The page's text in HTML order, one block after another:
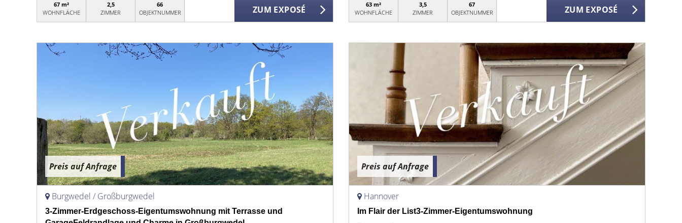
67 m²
WOHNFLÄCHE
2,5
ZIMMER
66
OBJEKTNUMMER
ZUM EXPOSÉ
63 m²
WOHNFLÄCHE
3,5
ZIMMER
67
OBJEKTNUMMER
ZUM EXPOSÉ
Preis auf Anfrage
Burgwedel / Großburgwedel
3-Zimmer-Erdgeschoss-Eigentumswohnung mit Terrasse und
Preis auf Anfrage
Hannover
Im Flair der List3-Zimmer-Eigentumswohnung